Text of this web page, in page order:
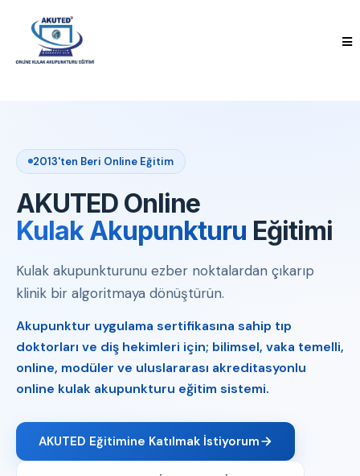
2013'ten Beri Online Eğitim
AKUTED Online
Kulak Akupunkturu Eğitimi
Kulak akupunkturunu ezber noktalardan çıkarıp
klinik bir algoritmaya dönüştürün.
Akupunktur uygulama sertifikasına sahip tıp
doktorları ve diş hekimleri için; bilimsel, vaka temelli,
online, modüler ve uluslararası akreditasyonlu
online kulak akupunkturu eğitim sistemi.
AKUTED Eğitimine Katılmak İstiyorum